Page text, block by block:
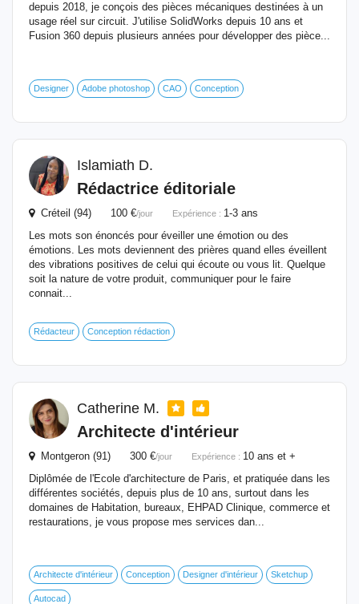
depuis 2018, je conçois des pièces mécaniques destinées à un
usage réel sur circuit. J'utilise SolidWorks depuis 10 ans et
Fusion 360 depuis plusieurs années pour développer des pièce...
Designer Adobe photoshop CAO Conception
Islamiath D.
Rédactrice éditoriale
Créteil (94) 100 €/jour Expérience : 1-3 ans
Les mots son énoncés pour éveiller une émotion ou des
émotions. Les mots deviennent des prières quand elles éveillent
des vibrations positives de celui qui écoute ou vous lit. Quelque
soit la nature de votre produit, communiquer pour le faire
connait...
Rédacteur Conception rédaction
Catherine M.
Architecte d'intérieur
Montgeron (91) 300 €/jour Expérience : 10 ans et +
Diplômée de l'Ecole d'architecture de Paris, et pratiquée dans les
différentes sociétés, depuis plus de 10 ans, surtout dans les
domaines de Habitation, bureaux, EHPAD Clinique, commerce et
restaurations, je vous propose mes services dan...
Architecte d'intérieur Conception Designer d'intérieur Sketchup
Autocad